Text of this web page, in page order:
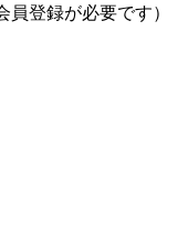
登録が必要です）